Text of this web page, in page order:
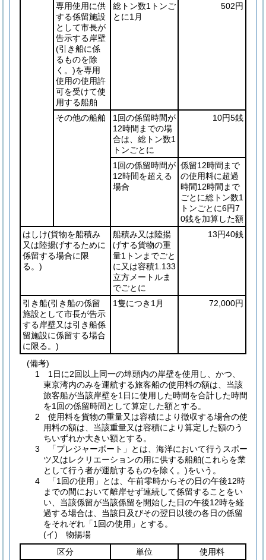
専用使用に供
する係留施設
として市長が
告示する岸壁
(引き船に係
るものを除
く。)を専用
使用の使用許
可を受けて使
用する船舶
総トン数1トンご
とに1月
502円
その他の船舶
1回の係留時間が
12時間までの場
合は、総トン数1
トンごとに
10円5銭
1回の係留時間が
12時間を超える
場合
係留12時間まで
の使用料に超過
時間12時間まで
ごとに総トン数1
トンごとに6円7
0銭を加算した額
はしけ(貨物を船積み
又は陸揚げするために
係留する場合に限
る。)
船積み又は陸揚
げする貨物の重
量1トンまでごと
に又は容積1.133
立方メートルま
でごとに
13円40銭
引き船(引き船の係留
施設として市長が告示
する岸壁又は引き船係
留施設に係留する場合
に限る。)
1隻につき1月 72,000円
(備考)
1 1日に2回以上同一の埠頭内の岸壁を使用し、かつ、
東京湾内のみを運航する旅客船の使用料の額は、当該
旅客船が当該岸壁を1日に使用した時間を合計した時間
を1回の係留時間として算定した額とする。
2 使用料を貨物の重量又は容積により徴収する場合の使
用料の額は、当該重量又は容積により算定した額のう
ちいずれか大きい額とする。
3 「プレジャーボート」とは、海洋において行うスポー
ツ又はレクリエーションの用に供する船舶(これらを業
として行う者が運航するものを除く。)をいう。
4 「1回の使用」とは、午前零時からその日の午後12時
までの間において離岸せず連続して係留することをい
い、当該係留が当該係留を開始した日の午後12時を経
過する場合は、当該日及びその翌日以後の各日の係留
をそれぞれ「1回の使用」とする。
(イ) 物揚場
区分
単位
使用料